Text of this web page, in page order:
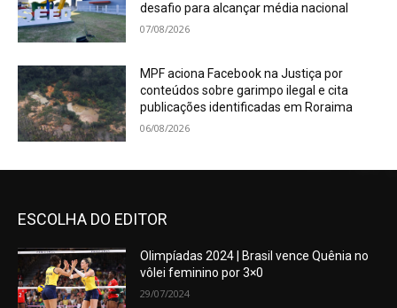
desafio para alcançar média nacional
07/08/2026
MPF aciona Facebook na Justiça por
conteúdos sobre garimpo ilegal e cita
publicações identificadas em Roraima
06/08/2026
ESCOLHA DO EDITOR
Olimpíadas 2024 | Brasil vence Quênia no
vôlei feminino por 3×0
29/07/2024